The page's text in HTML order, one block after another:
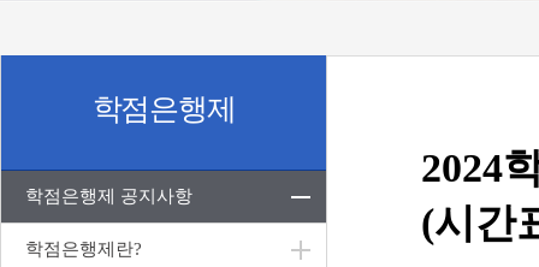
학점은행제
학점은행제 공지사항
학점은행제란?
2024
(시간